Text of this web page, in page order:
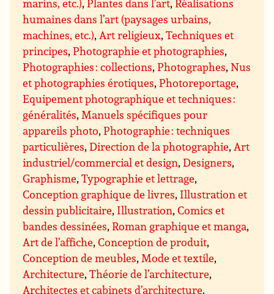
marins, etc.),Plantes dans l’art,Réalisations
humaines dans l’art (paysages urbains,
machines, etc.),Art religieux,Techniques et
principes,Photographie et photographies,
Photographies : collections,Photographes,Nus
et photographies érotiques,Photoreportage,
Equipement photographique et techniques :
généralités,Manuels spécifiques pour
appareils photo,Photographie : techniques
particulières,Direction de la photographie,Art
industriel/commercial et design,Designers,
Graphisme,Typographie et lettrage,
Conception graphique de livres, Illustration et
dessin publicitaire, Illustration,Comics et
bandes dessinées,Roman graphique et manga,
Art de l’affiche,Conception de produit,
Conception de meubles,Mode et textile,
Architecture,Théorie de l’architecture,
Architectes et cabinets d’architecture,